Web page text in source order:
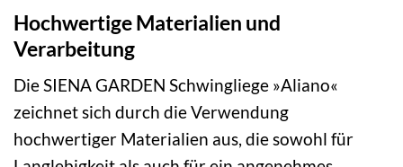
Hochwertige Materialien und
Verarbeitung
Die SIENA GARDEN Schwingliege »Aliano«
zeichnet sich durch die Verwendung
hochwertiger Materialien aus, die sowohl für